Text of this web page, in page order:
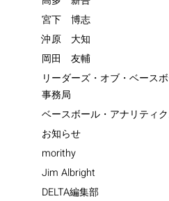
宮下 博志
沖原 大知
岡田 友輔
リーダーズ・オブ・ベース
事務局
ベースボール・アナリティ
お知らせ
morithy
Jim Albright
DELTA編集部